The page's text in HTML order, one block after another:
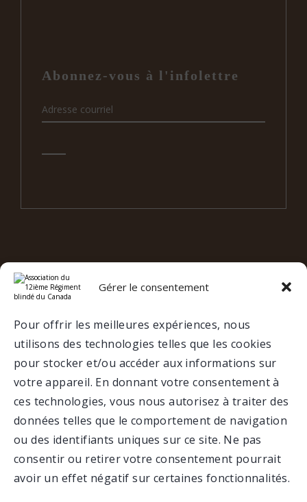
Gérer le consentement
Pour offrir les meilleures expériences, nous
utilisons des technologies telles que les cookies
pour stocker et/ou accéder aux informations sur
votre appareil. En donnant votre consentement à
ces technologies, vous nous autorisez à traiter des
données telles que le comportement de navigation
ou des identifiants uniques sur ce site. Ne pas
consentir ou retirer votre consentement pourrait
avoir un effet négatif sur certaines fonctionnalités.
Abonnez-vous à l'infolettre
12eRBC SUR LES RÉSEAUX
VALCARTIER
MUSÉE
Faire un don Portail membre